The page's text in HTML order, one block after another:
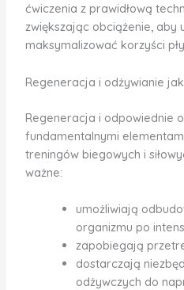
ćwiczenia z prawidłową
zwiększając obciążenie, aby
maksymalizować korzyści
Regeneracja i odżywianie
Regeneracja i odpowiednie
fundamentalnymi
treningów biegowych i
ważne:
umożliwiają
organizmu po
zapobiegają
dostarczają
odżywczych do